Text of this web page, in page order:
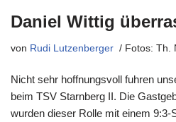
Daniel Wittig
von Rudi Lutzenberger
Nicht sehr hoffnungsvoll fuhren
beim TSV Starnberg II. Die
wurden dieser Rolle mit einem